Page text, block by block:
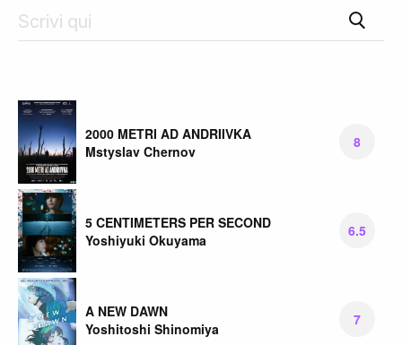
2000 METRI AD ANDRIIVKA
Mstyslav Chernov
8
5 CENTIMETERS PER SECOND
Yoshiyuki Okuyama
6.5
A NEW DAWN
Yoshitoshi Shinomiya
7